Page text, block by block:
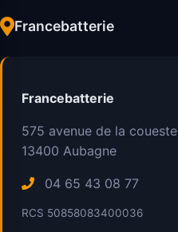
Francebatterie
Francebatterie
575 avenue de la coueste
13400 Aubagne
04 65 43 08 77
RCS 50858083400036